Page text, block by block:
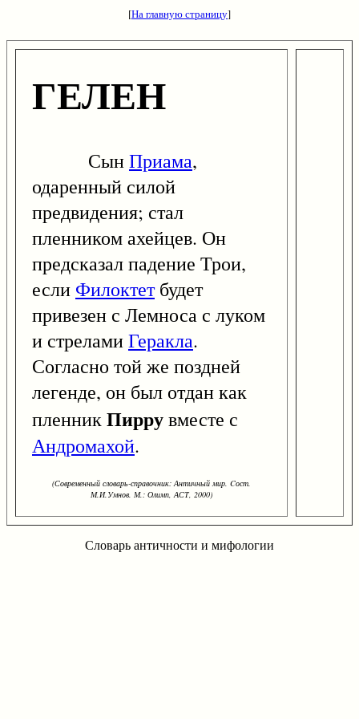
[На главную страницу]
ГЕЛЕН
СынПриама,
одаренный силой
предвидения; стал
пленником ахейцев. Он
предсказал падение Трои,
если Филоктетбудет
привезен с Лемноса с луком
и стреламиГеракла.
Согласно той же поздней
легенде, он был отдан как
пленникПиррувместе с
Андромахой.
(Современный словарь-справочник: Античный мир. Cост.
М.И.Умнов. М.: Олимп, АСТ, 2000)
Словарь античности и мифологии